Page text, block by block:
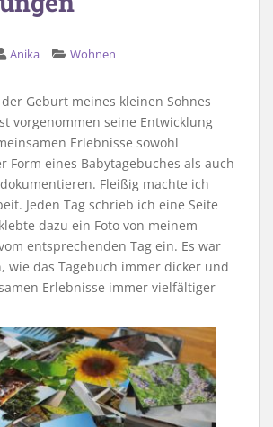
Anika Wohnen
Geburt meines kleinen Sohnes
vorgenommen seine Entwicklung
Erlebnisse sowohl
Form eines Babytagebuches als auch
Fleißig machte ich
Jeden Tag schrieb ich eine Seite
dazu ein Foto von meinem
entsprechenden Tag ein. Es war
wie das Tagebuch immer dicker und
Erlebnisse immer vielfältiger